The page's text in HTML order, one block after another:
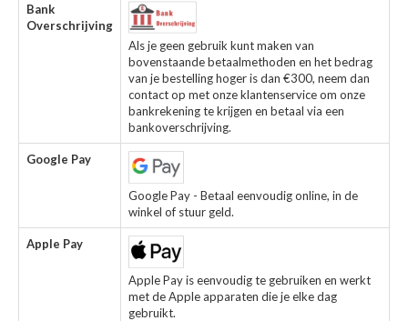
Bank
Overschrijving
Als je geen gebruik kunt maken van
bovenstaande betaalmethoden en het bedrag
van je bestelling hoger is dan €300, neem dan
contact op met onze klantenservice om onze
bankrekening te krijgen en betaal via een
bankoverschrijving.
Google Pay
Google Pay - Betaal eenvoudig online, in de
winkel of stuur geld.
Apple Pay
Apple Pay is eenvoudig te gebruiken en werkt
met de Apple apparaten die je elke dag
gebruikt.